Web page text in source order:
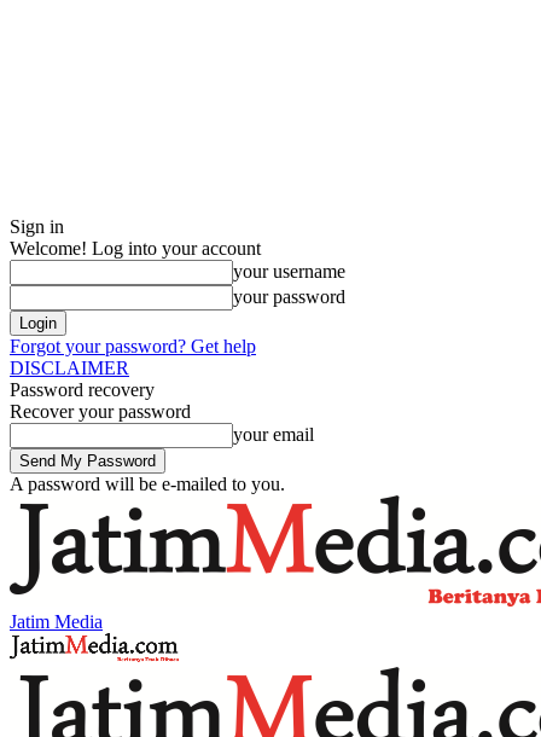
Sign in
Welcome! Log into your account
your username
your password
Forgot your password? Get help
DISCLAIMER
Password recovery
Recover your password
your email
A password will be e-mailed to you.
Jatim Media